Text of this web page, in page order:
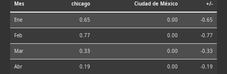
Mes chicago Ciudad de México +/-
Ene 0.65 0.00 -0.65
Feb 0.77 0.00 -0.77
Mar 0.33 0.00 -0.33
Abr 0.19 0.00 -0.19